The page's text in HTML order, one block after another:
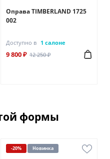
Оправа TIMBERLAND 1725
002
Доступно в 1 салоне
9 800 ₽ 12 250 ₽
формы
-20% Новинка